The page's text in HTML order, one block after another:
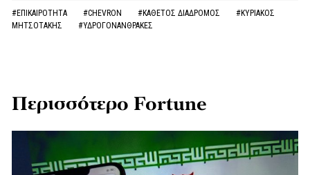
#ΕΠΙΚΑΙΡΟΤΗΤΑ #CHEVRON #ΚΑΘΕΤΟΣ ΔΙΑΔΡΟΜΟΣ
#ΚΥΡΙΑΚΟΣ
ΜΗΤΣΟΤΑΚΗΣ
#ΥΔΡΟΓΟΝΑΝΘΡΑΚΕΣ
Περισσότερο Fortune